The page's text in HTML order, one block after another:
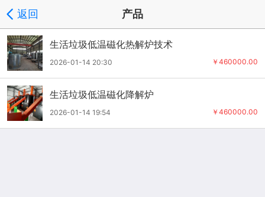
返回 产品
生活垃圾低温磁化热解炉技术
￥460000.00
2026-01-14 20:30
生活垃圾低温磁化降解炉
￥460000.00
2026-01-14 19:54